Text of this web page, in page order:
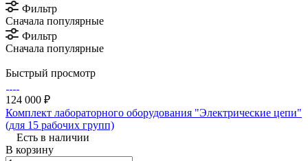
Фильтр
Сначала популярные
Фильтр
Сначала популярные
Быстрый просмотр
124 000 ₽
Комплект лабораторного оборудования "Электрические цепи"
(для 15 рабочих групп)
Есть в наличии
В корзину